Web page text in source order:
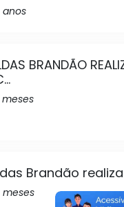
anos
BRANDÃO
meses
Brandão